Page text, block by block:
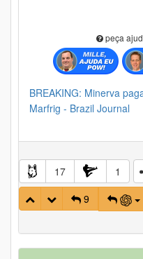
peça
BREAKING: Minerva
Marfrig - Brazil Journal
17
1
9